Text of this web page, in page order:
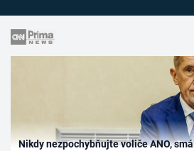
Nikdy nezpochybňujte voliče ANO,